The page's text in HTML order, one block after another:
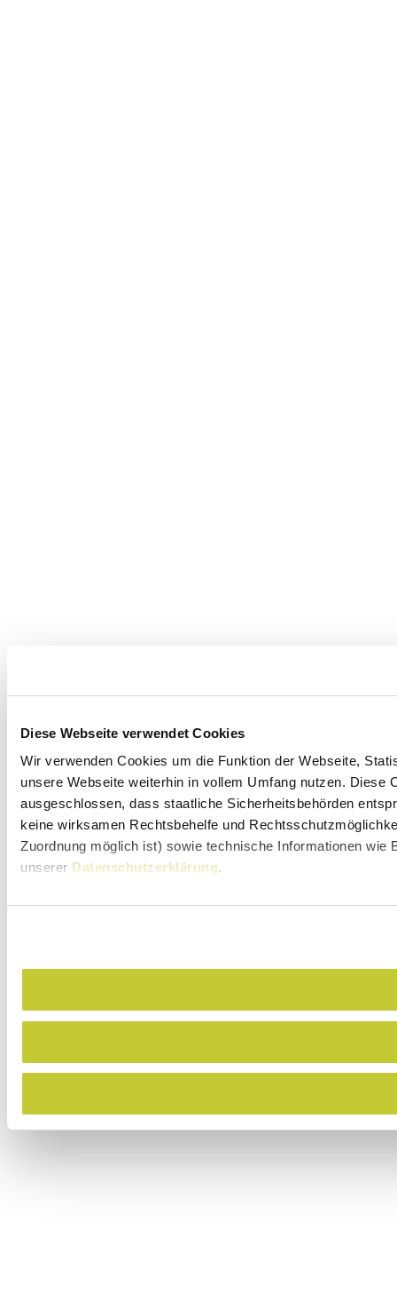
Diese Webseite verwendet Cookies
Wir verwenden Cookies um die Funktion der Webseite,
unsere Webseite weiterhin in vollem Umfang nutzen.
ausgeschlossen, dass staatliche Sicherheitsbehörden
keine wirksamen Rechtsbehelfe und
Zuordnung möglich ist) sowie technische Informationen wie
unserer Datenschutzerklärung.